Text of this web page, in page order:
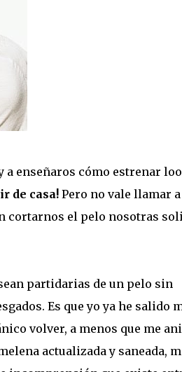
a enseñaros cómo estrenar
de casa!Pero no vale llamar
cortarnos el pelo nosotras
partidarias de un pelo sin
Es que yo ya he salido
volver, a menos que me
actualizada y saneada,